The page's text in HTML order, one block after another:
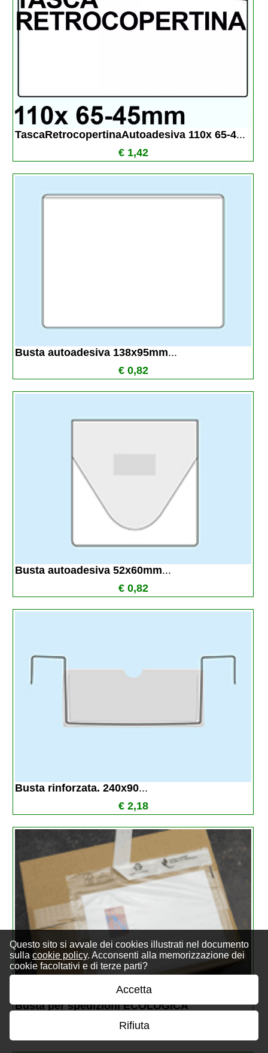
Questo sito si avvale dei cookies illustrati nel documento
sulla cookie policy. Acconsenti alla memorizzazione dei
cookie facoltativi e di terze parti?
Accetta
Rifiuta
TascaRetrocopertinaAutoadesiva 110x 65-4...
€ 1,42
Busta autoadesiva 138x95mm...
€ 0,82
Busta autoadesiva 52x60mm...
€ 0,82
Busta rinforzata. 240x90...
€ 2,18
Busta per spedizioni ECOLOGICA
€ 0,17